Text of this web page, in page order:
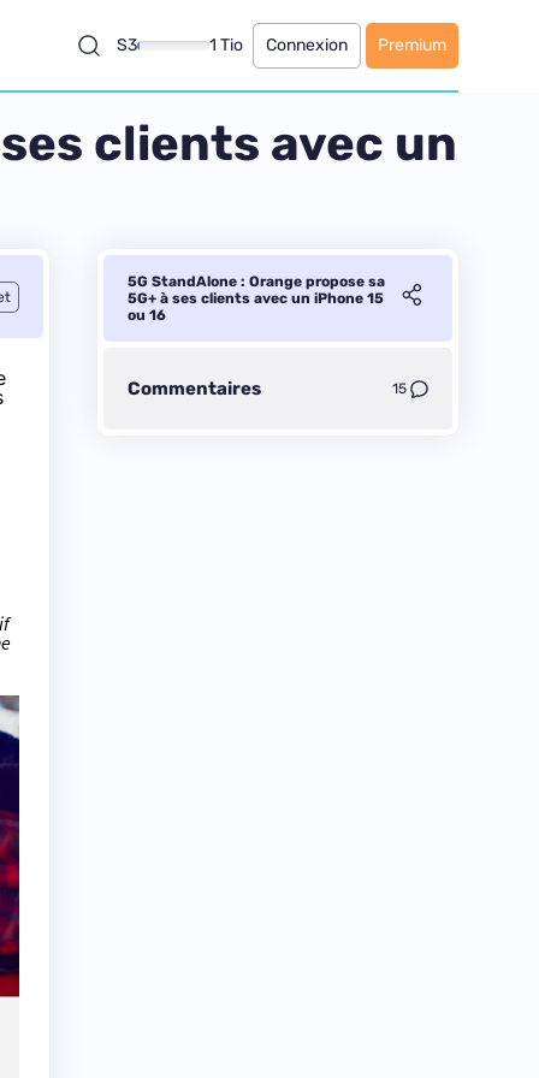
S3 1 Tio Connexion Premium
clients avec un
5G StandAlone : Orange propose sa
5G+ à ses clients avec un iPhone 15
ou 16
Commentaires 15